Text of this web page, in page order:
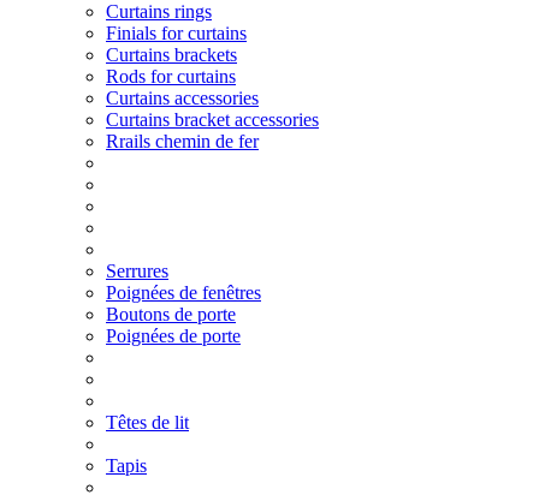
Curtains rings
Finials for curtains
Curtains brackets
Rods for curtains
Curtains accessories
Curtains bracket accessories
Rrails chemin de fer
Serrures
Poignées de fenêtres
Boutons de porte
Poignées de porte
Têtes de lit
Tapis